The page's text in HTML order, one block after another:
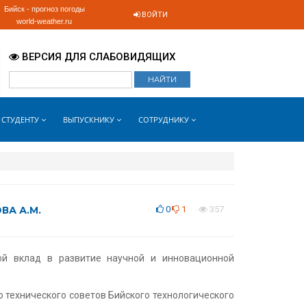
Бийск - прогноз погоды
world-weather.ru
ВОЙТИ
ВЕРСИЯ ДЛЯ СЛАБОВИДЯЩИХ
СТУДЕНТУ ВЫПУСКНИКУ СОТРУДНИКУ
А.М. 0 1 357
в развитие научной и инновационной
советов Бийского технологического